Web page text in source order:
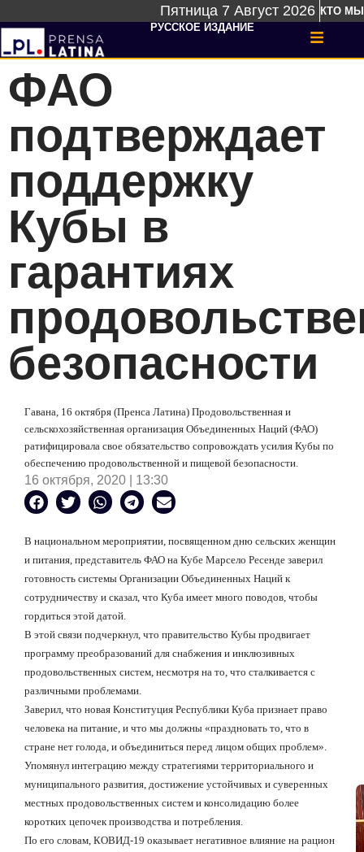
Пятница 7 Август 2026 КТО МЫ
РУССКОЕ ИЗДАНИЕ
ФАО
подтверждает
поддержку
Кубы в
гарантиях
безопасности
Гавана, 16 октября (Пренса Латина) Продовольственная и
сельскохозяйственная организация Объединенных Наций (ФАО)
ратифицировала свое обязательство сопровождать усилия Кубы по
обеспечению продовольственной и пищевой безопасности.
16 октября, 2020 | 13:30
В национальном мероприятии, посвященном дню сельских женщин
и питания, представитель ФАО на Кубе Марсело Ресенде заверил
готовность системы Организации Объединенных Наций к
сотрудничеству и сказал, что Куба имеет много поводов, чтобы
гордиться этой датой.
В этой связи подчеркнул, что правительство Кубы продвигает
программу преобразований для снабжения и инклюзивных
продовольственных систем, несмотря на то, что сталкивается с
различными проблемами.
Заверил, что новая Конституция Республики Куба признает право
человека на питание, и что мы должны «праздновать то, что в
стране нет голода, и объединиться перед лицом общих проблем».
Упомянул интеграцию между стратегиями территориального и
муниципального развития, достижение устойчивых и суверенных
местных продовольственных систем и консолидацию более
коротких цепочек производства и потребления.
По его словам, КОВИД-19 оказывает негативное влияние на рацион